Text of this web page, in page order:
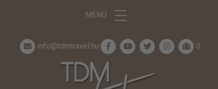
MENÜ
info@tdmtravel.hu 0